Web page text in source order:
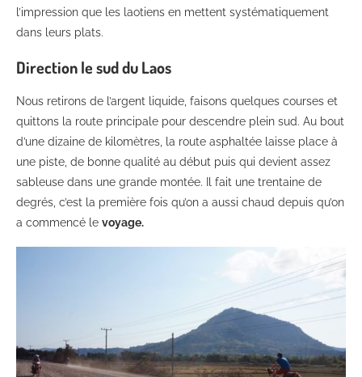
l’impression que les laotiens en mettent systématiquement
dans leurs plats.
Direction le sud du Laos
Nous retirons de l’argent liquide, faisons quelques courses et
quittons la route principale pour descendre plein sud. Au bout
d’une dizaine de kilomètres, la route asphaltée laisse place à
une piste, de bonne qualité au début puis qui devient assez
sableuse dans une grande montée. Il fait une trentaine de
degrés, c’est la première fois qu’on a aussi chaud depuis qu’on
a commencé le voyage.